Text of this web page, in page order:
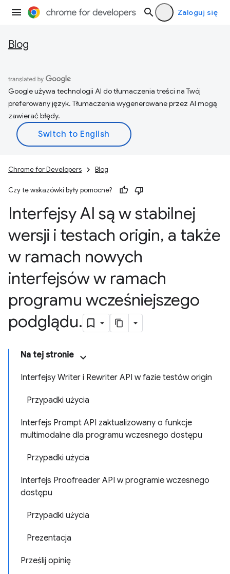
Zaloguj się
Blog
Google używa technologii AI do tłumaczenia treści na Twój
preferowany język. Tłumaczenia wygenerowane przez AI mogą
zawierać błędy.
Chrome for Developers Blog
Czy te wskazówki były pomocne?
Interfejsy AI są w stabilnej
wersji i testach origin, a także
w ramach nowych
interfejsów w ramach
programu wcześniejszego
podglądu.
Na tej stronie
Interfejsy Writer i Rewriter API w fazie testów origin
Przypadki użycia
Interfejs Prompt API zaktualizowany o funkcje
multimodalne dla programu wczesnego dostępu
Przypadki użycia
Interfejs Proofreader API w programie wczesnego
dostępu
Przypadki użycia
Prezentacja
Prześlij opinię